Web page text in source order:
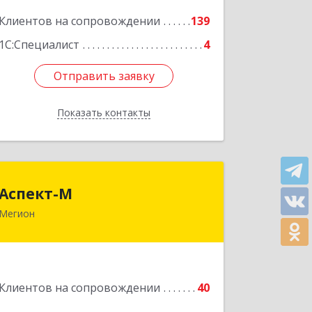
Клиентов на сопровождении
139
1С:Специалист
4
Отправить заявку
Показать контакты
Подробнее
Отправить заявку
Назад
М
Мегион
Клиентов на сопровождении 40
Подробнее